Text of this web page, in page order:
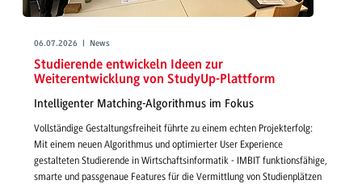
06.07.2026 | News
Studierende entwickeln Ideen zur
Weiterentwicklung von StudyUp-Plattform
Intelligenter Matching-Algorithmus im Fokus
Vollständige Gestaltungsfreiheit führte zu einem echten Projekterfolg:
Mit einem neuen Algorithmus und optimierter User Experience
gestalteten Studierende in Wirtschaftsinformatik - IMBIT funktionsfähige,
smarte und passgenaue Features für die Vermittlung von Studienplätzen